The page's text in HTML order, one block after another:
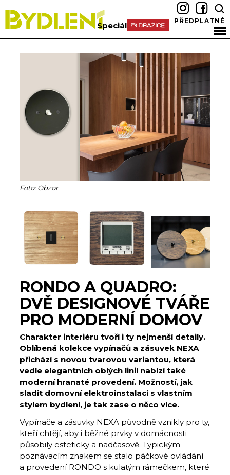
Speciál PŘEDPLATNÉ
Foto: Obzor
RONDO A QUADRO:
DVĚ DESIGNOVÉ TVÁŘE
PRO MODERNÍ DOMOV
Charakter interiéru tvoří i ty nejmenší detaily.
Oblíbená kolekce vypínačů a zásuvek NEXA
přichází s novou tvarovou variantou, která
vedle elegantních oblých linií nabízí také
moderní hranaté provedení. Možností, jak
sladit domovní elektroinstalaci s vlastním
stylem bydlení, je tak zase o něco více.
Vypínače a zásuvky NEXA původně vznikly pro ty,
kteří chtějí, aby i běžné prvky v domácnosti
působily esteticky a nadčasově. Typickým
poznávacím znakem se stalo páčkové ovládání
a provedení RONDO s kulatým rámečkem, které